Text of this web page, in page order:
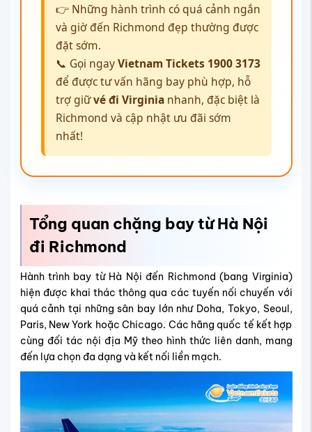
👉 Những hành trình có quá cảnh ngắn
và giờ đến Richmond đẹp thường được
đặt sớm.
📞 Gọi ngayVietnam Tickets 1900 3173
để được tư vấn hãng bay phù hợp, hỗ
trợ giữvé đi Virginianhanh, đặc biệt là
Richmond và cập nhật ưu đãi sớm
nhất!
Tổng quan chặng bay từ Hà Nội
đi Richmond
Hành trình bay từ Hà Nội đến Richmond (bang Virginia)
hiện được khai thác thông qua các tuyến nối chuyến với
quá cảnh tại những sân bay lớn như Doha, Tokyo, Seoul,
Paris, New York hoặc Chicago. Các hãng quốc tế kết hợp
cùng đối tác nội địa Mỹ theo hình thức liên danh, mang
đến lựa chọn đa dạng và kết nối liền mạch.